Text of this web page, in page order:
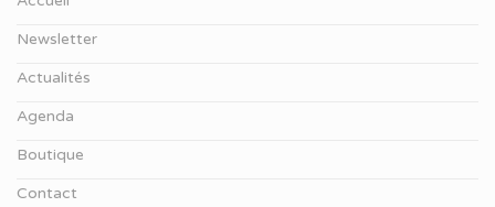
Newsletter
Actualités
Agenda
Boutique
Contact